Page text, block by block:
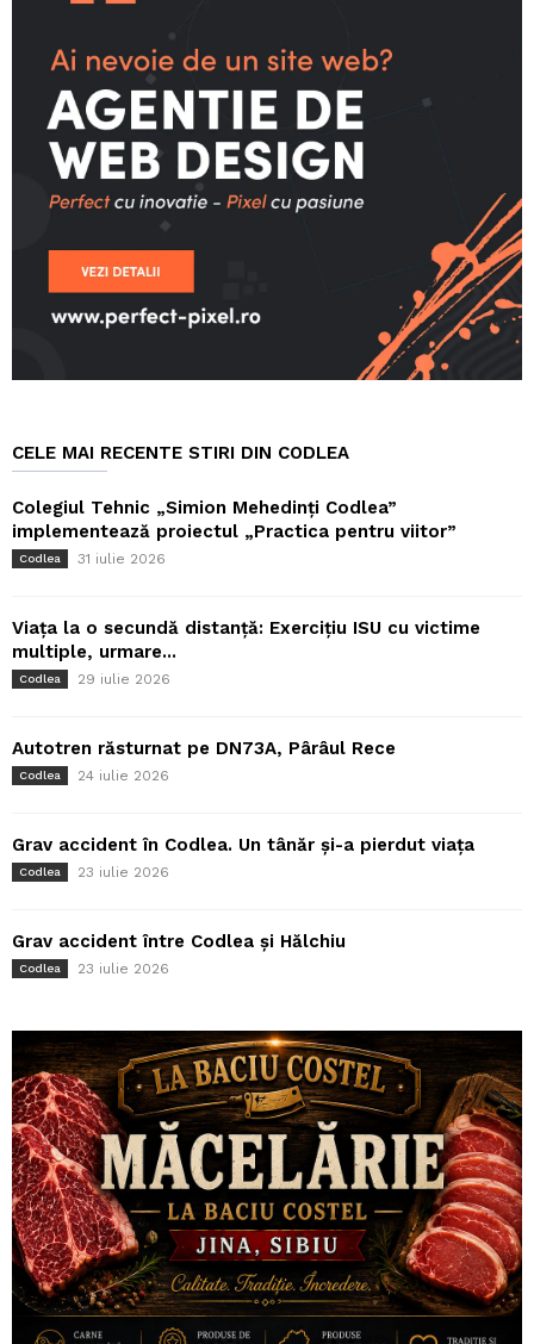
CELE MAI RECENTE STIRI DIN CODLEA
Colegiul Tehnic „Simion Mehedinți Codlea”
implementează proiectul „Practica pentru viitor”
Codlea 31 iulie 2026
Viața la o secundă distanță: Exercițiu ISU cu victime
multiple, urmare...
Codlea 29 iulie 2026
Autotren răsturnat pe DN73A, Pârâul Rece
Codlea 24 iulie 2026
Grav accident în Codlea. Un tânăr și-a pierdut viața
Codlea 23 iulie 2026
Grav accident între Codlea și Hălchiu
Codlea 23 iulie 2026